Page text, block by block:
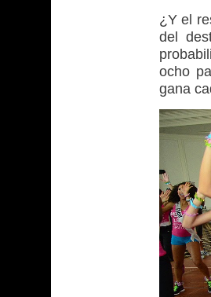
¿Y el
del
ocho
gana